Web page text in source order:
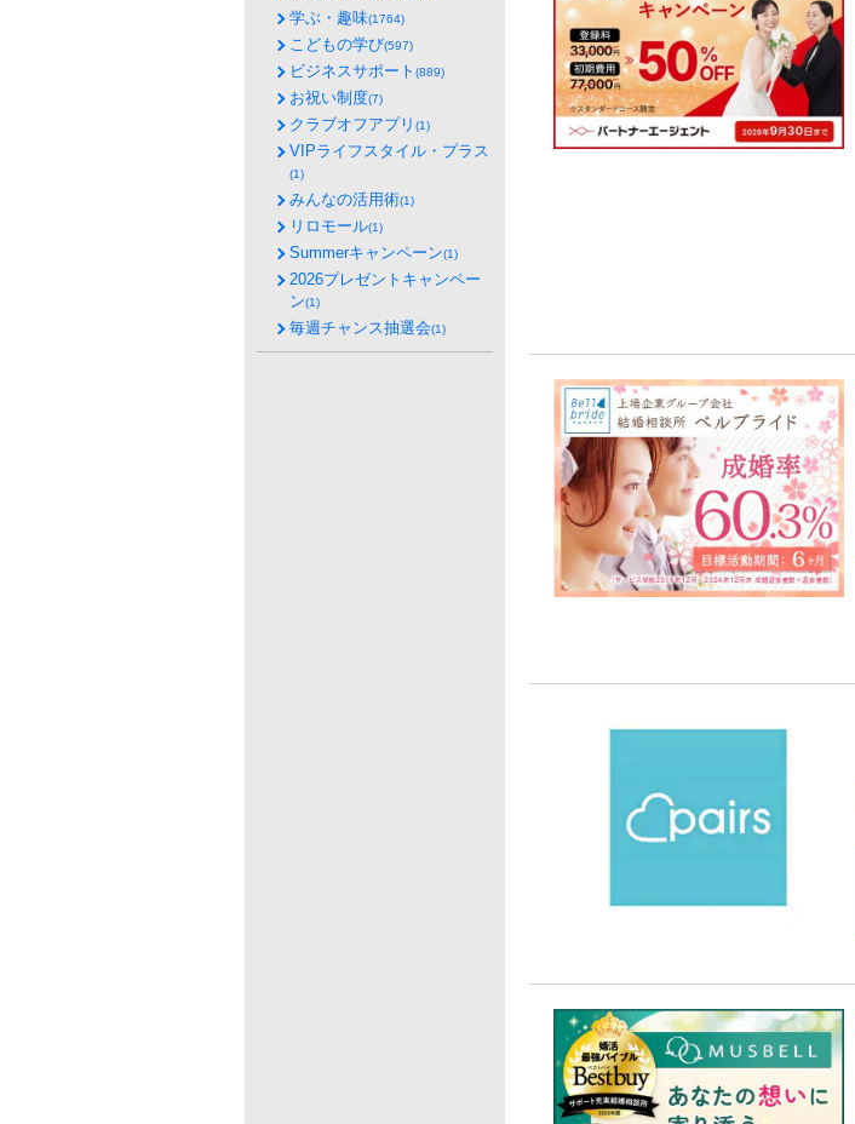
学ぶ・趣味(1764)
こどもの学び(597)
ビジネスサポート (889)
お祝い制度(7)
クラブオフアプリ (1)
VIPライフスタイル・プラス
(1)
みんなの活用術(1)
リロモール(1)
Summerキャンペーン(1)
2026プレゼントキャンペー
ン(1)
毎週チャンス抽選会(1)